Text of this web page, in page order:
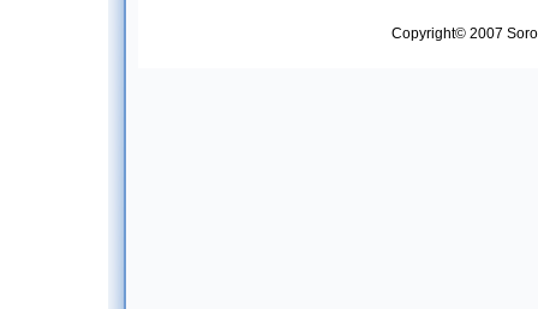
Copyright© 2007